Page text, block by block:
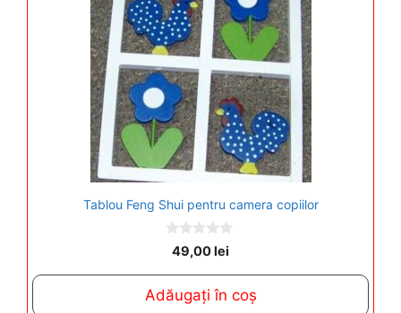
Tablou Feng Shui pentru camera copiilor
o
o
49,00lei
Adăugați în coș